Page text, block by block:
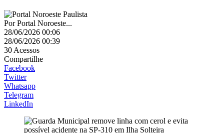
PorPortal Noroeste...
28/06/2026 00:06
28/06/2026 00:39
30 Acessos
Compartilhe
Facebook
Twitter
Whatsapp
Telegram
LinkedIn